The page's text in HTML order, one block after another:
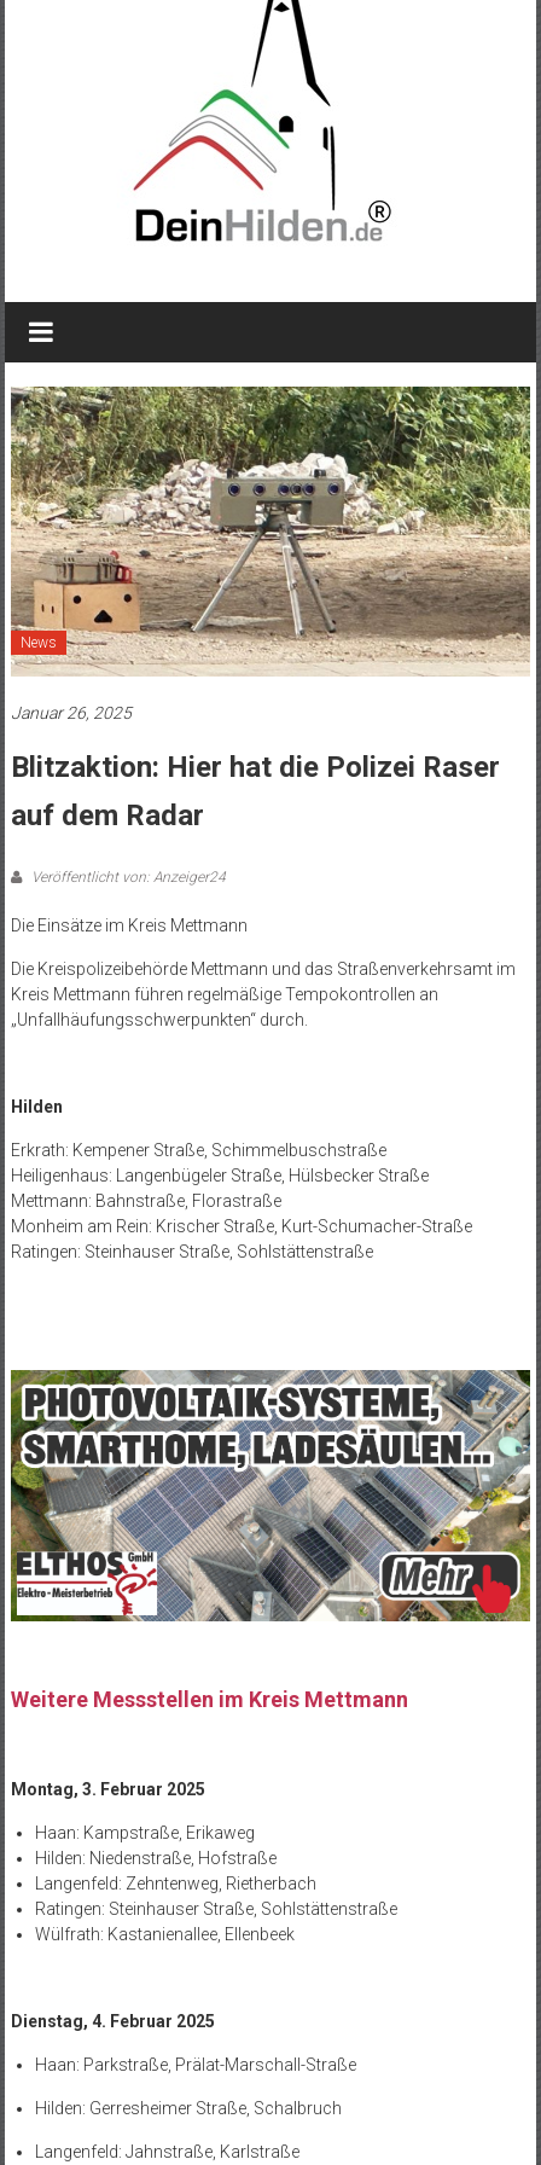
News
Januar 26, 2025
Blitzaktion: Hier hat die Polizei Raser
auf dem Radar
Veröffentlicht von: Anzeiger24
Die Einsätze im Kreis Mettmann
Die Kreispolizeibehörde Mettmann und das Straßenverkehrsamt im
Kreis Mettmann führen regelmäßige Tempokontrollen an
„Unfallhäufungsschwerpunkten“ durch.
Hilden
Erkrath: Kempener Straße, Schimmelbuschstraße
Heiligenhaus: Langenbügeler Straße, Hülsbecker Straße
Mettmann: Bahnstraße, Florastraße
Monheim am Rein: Krischer Straße, Kurt-Schumacher-Straße
Ratingen: Steinhauser Straße, Sohlstättenstraße
Weitere Messstellen im Kreis Mettmann
Montag, 3. Februar 2025
Haan: Kampstraße, Erikaweg
Hilden: Niedenstraße, Hofstraße
Langenfeld: Zehntenweg, Rietherbach
Ratingen: Steinhauser Straße, Sohlstättenstraße
Wülfrath: Kastanienallee, Ellenbeek
Dienstag, 4. Februar 2025
Haan: Parkstraße, Prälat-Marschall-Straße
Hilden: Gerresheimer Straße, Schalbruch
Langenfeld: Jahnstraße, Karlstraße